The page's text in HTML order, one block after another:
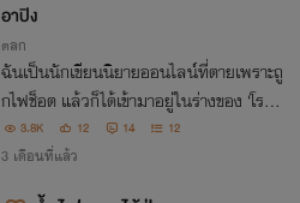
อาปิง
ตลก
ฉันเป็นนักเขียนนิยายออนไลน์ที่ตายเพราะถู
กไฟช็อต แล้วก็ได้เข้ามาอยู่ในร่างของ ‘โรสิต
า’ นางร้ายในนิยายของตัวเองที่ยังเขียนไม่จบ
3.8K 12 14 12
3 เดือนที่แล้ว